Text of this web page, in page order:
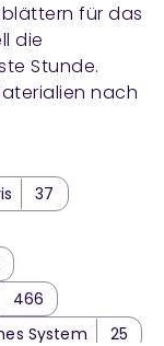
für das
die
Stunde.
nach
37
466
System
25